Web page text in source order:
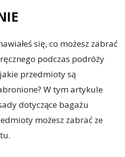
się, co możesz zabrać
podczas podróży
przedmioty są
W tym artykule
dotyczące bagażu
możesz zabrać ze